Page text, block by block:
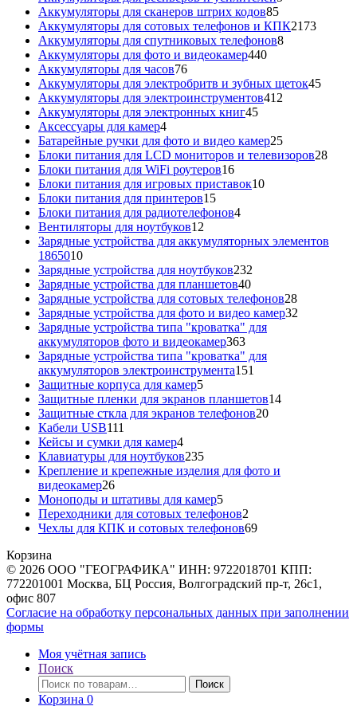
Аккумуляторы для сканеров штрих кодов8585
товаров
Аккумуляторы для сотовых телефонов и КПК21732173
Аккумуляторы для спутниковых телефонов88
Аккумуляторы для фото и видеокамер440440
Аккумуляторы для часов7676
товаров
Аккумуляторы для электробритв и зубных щеток4545
Аккумуляторы для электроинструментов412
Аккумуляторы для электронных книг4545
Аксессуары для камер44
товара
Батарейные ручки для фото и видео камер2525
товаров
Блоки питания для LCD мониторов и телевизоров2828
Блоки питания для WiFi роутеров1616
товаров
Блоки питания для игровых приставок1010
Блоки питания для принтеров1515
товаров
Блоки питания для радиотелефонов44
Вентиляторы для ноутбуков12
товаров
Зарядные устройства для аккумуляторных элементов
186501010
товаров
Зарядные устройства для ноутбуков232
Зарядные устройства для планшетов4040
товаров
Зарядные устройства для сотовых телефонов2828
товаров
Зарядные устройства для фото и видео камер32
Зарядные устройства типа "кроватка" для
аккумуляторов фото и видеокамер363363
товара
Зарядные устройства типа "кроватка" для
аккумуляторов электроинструмента151
Защитные корпуса для камер55
товаров
Защитные пленки для экранов планшетов1414
Защитные сткла для экранов телефонов2020
Кабели USB111
товаров
Кейсы и сумки для камер44
товара
Клавиатуры для ноутбуков235235
товаров
Крепление и крепежные изделия для фото и
видеокамер2626
товаров
Моноподы и штативы для камер55
товаров
Переходники для сотовых телефонов2
товара
Чехлы для КПК и сотовых телефонов6969
Корзина
© 2026 ООО "ГЕОГРАФИКА" ИНН: 9722018701 КПП:
772201001 Москва, БЦ Россия, Волгоградский пр-т, 26с1,
офис 807
Согласие на обработку персональных данных при заполнении
формы
Моя учётная запись
Поиск
Искать:
Поиск
Корзина 0